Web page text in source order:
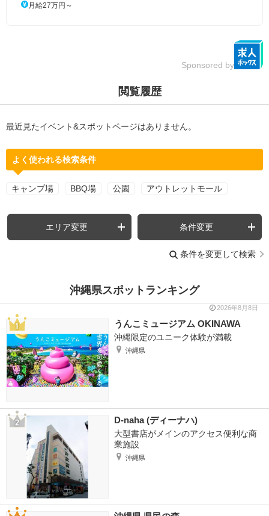
月給27万円～
Sponsored by
閲覧履歴
最近見たイベント&スポットページはありません。
よく使われる検索条件
キャンプ場 BBQ場 公園 アウトレットモール
エリア変更 条件変更
条件を変更して検索
沖縄県スポットランキング
2026年8月8日
うんこミュージアム OKINAWA
沖縄限定のユニーク体験が満載
沖縄県
D-naha (ディーナハ)
大型書店がメインのアクセス便利な商
業施設
沖縄県